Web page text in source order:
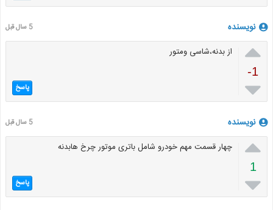
نویسنده 5 سال قبل

-1

از بدنه،شاسی ومتور
پاسخ
نویسنده 5 سال قبل

1

چهار قسمت مهم خودرو شامل باتری موتور چرخ هابدنه
پاسخ